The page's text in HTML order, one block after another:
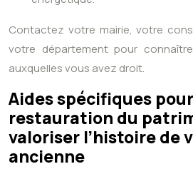
Contactez votre mairie, votre
votre département pour
auxquelles vous avez droit.
Aides spécifiques
restauration du
valoriser l’histoire de
ancienne